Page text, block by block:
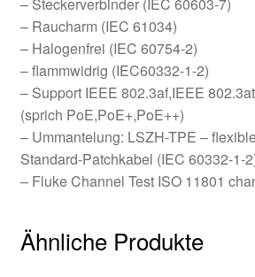
– Raucharm (IEC 61034)
– Halogenfrei (IEC 60754-2)
– flammwidrig (IEC60332-1-2)
– Support IEEE 802.3af,IEEE
(sprich PoE,PoE+,PoE++)
– Ummantelung: LSZH-TPE –
Standard-Patchkabel (IEC 60332-1-
– Fluke Channel Test ISO 11801
Ähnliche Produkte